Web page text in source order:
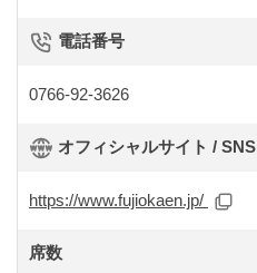
電話番号
0766-92-3626
オフィシャルサイト / SNS
https://www.fujiokaen.jp/
席数